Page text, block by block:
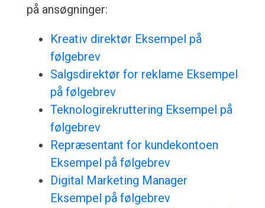
på ansøgninger:
Kreativ direktør Eksempel på
følgebrev
Salgsdirektør for reklame Eksempel
på følgebrev
Teknologirekruttering Eksempel på
følgebrev
Repræsentant for kundekontoen
Eksempel på følgebrev
Digital Marketing Manager
Eksempel på følgebrev